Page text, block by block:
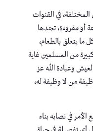
في القنوات
أو مقروءة، تجدها
يتعلق بالطعام،
من المسلمين غاية
وعبادة الله عز
من لا وظيفة له،
في نصابه بناء